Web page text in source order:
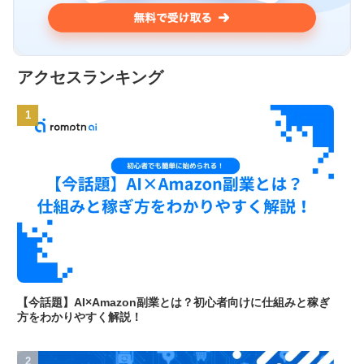
アクセスランキング
【今話題】AI×Amazon副業とは？初心者向けに仕組みと稼ぎ
方をわかりやすく解説！